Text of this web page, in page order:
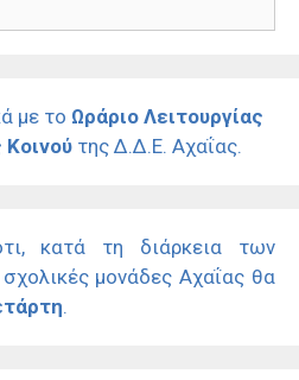
με το Ωράριο Λειτουργίας
της Δ.Δ.Ε. Αχαΐας.
κατά τη διάρκεια των
μονάδες Αχαΐας θα
.